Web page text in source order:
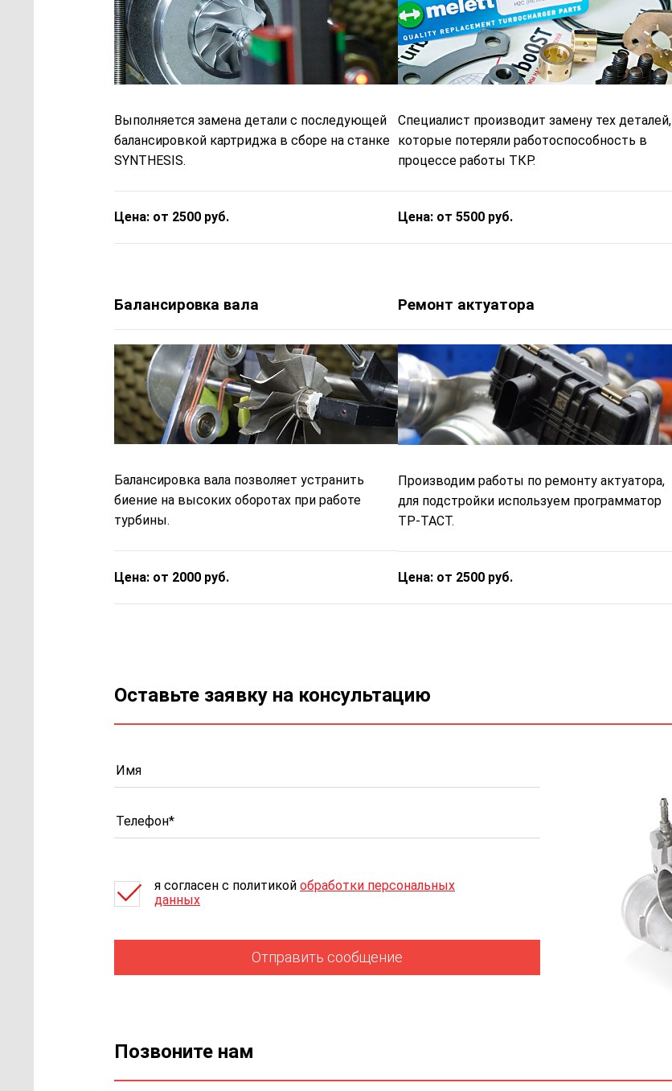
Выполняется замена детали с последующей
балансировкой картриджа в сборе на станке
SYNTHESIS.
Цена: от 2500 руб.
Специалист производит замену тех деталей,
которые потеряли работоспособность в
процессе работы ТКР.
Цена: от 5500 руб.
Балансировка вала
Балансировка вала позволяет устранить
биение на высоких оборотах при работе
турбины.
Цена: от 2000 руб.
Ремонт актуатора
Производим работы по ремонту актуатора,
для подстройки используем программатор
ТР-ТАСТ.
Цена: от 2500 руб.
Оставьте заявку на консультацию
я согласен c политикой обработки персональных
данных
Отправить сообщение
Позвоните нам